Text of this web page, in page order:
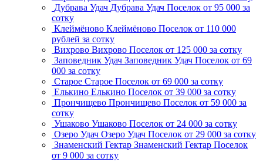
Дубрава Удач Дубрава Удач Поселок от 95 000 за
сотку
Клеймёново Клеймёново Поселок от 110 000
рублей за сотку
Вихрово Вихрово Поселок от 125 000 за сотку
Заповедник Удач Заповедник Удач Поселок от 69
000 за сотку
Старое Старое Поселок от 69 000 за сотку
Елькино Елькино Поселок от 39 000 за сотку
Прончищево Прончищево Поселок от 59 000 за
сотку
Ушаково Ушаково Поселок от 24 000 за сотку
Озеро Удач Озеро Удач Поселок от 29 000 за сотку
Знаменский Гектар Знаменский Гектар Поселок
от 9 000 за сотку